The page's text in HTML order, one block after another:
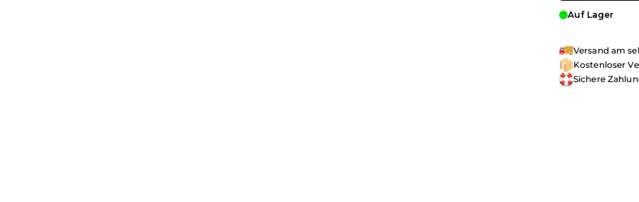
Auf Lager
Versand am
Kostenloser
Sichere